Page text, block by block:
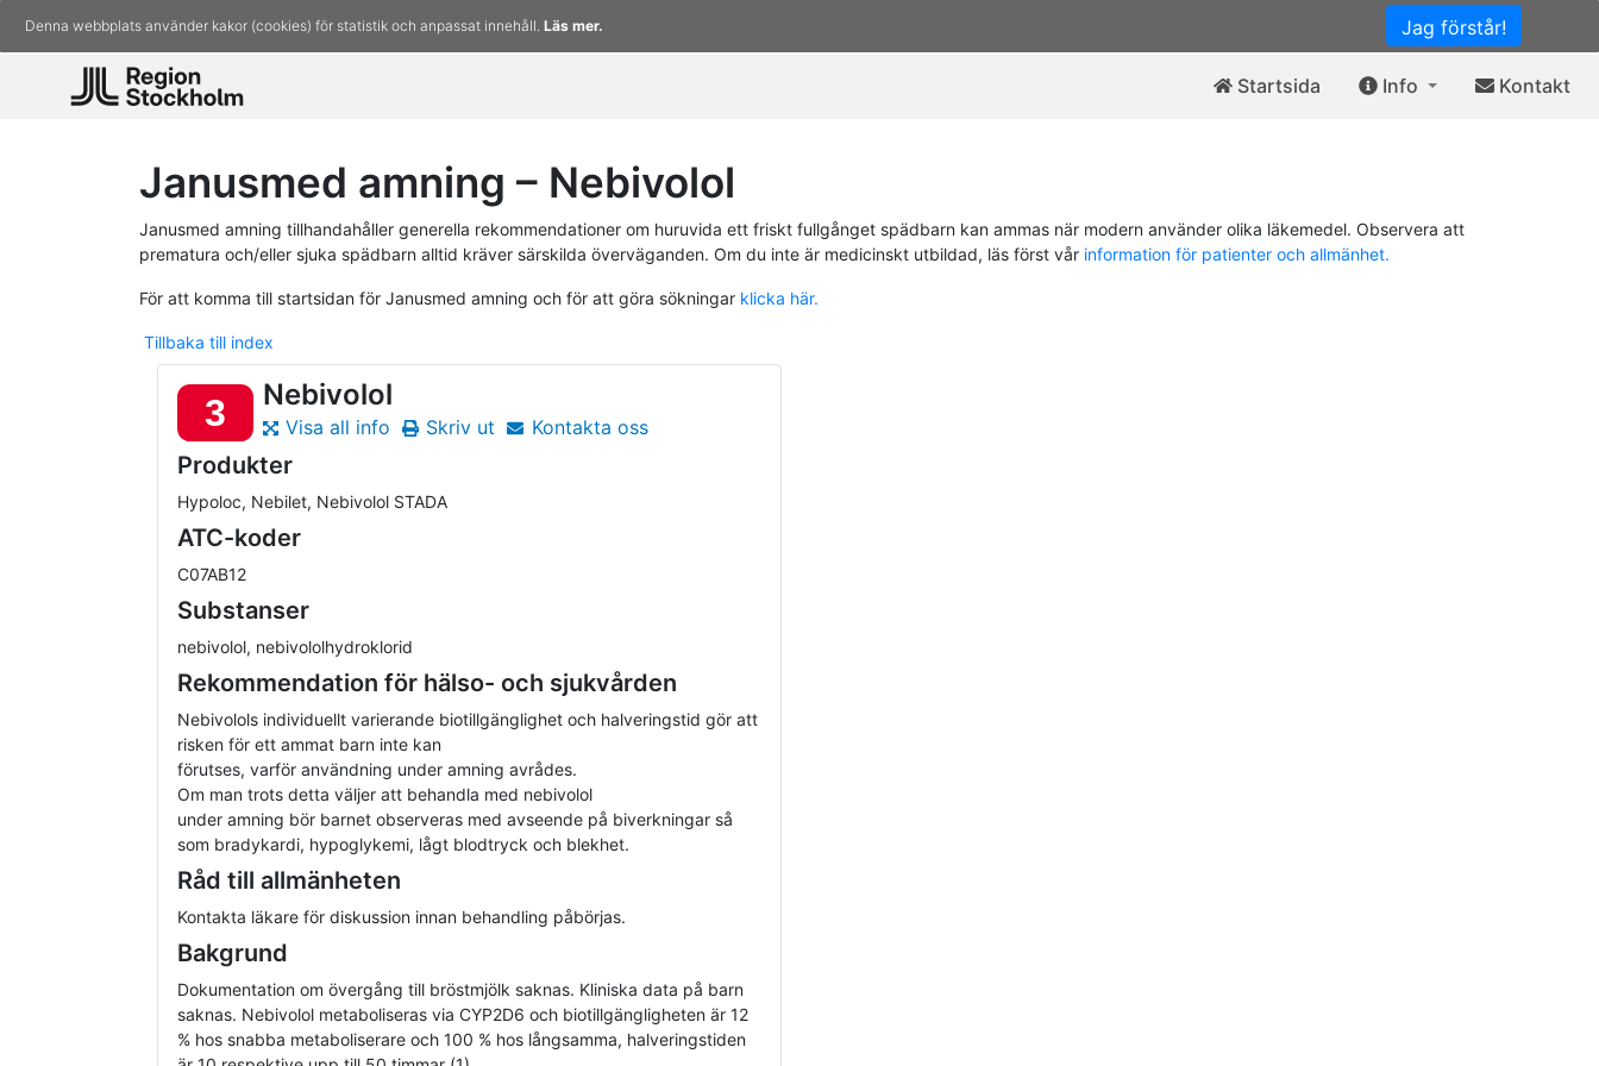
Jag förstår!
Denna webbplats använder kakor (cookies) för statistik och anpassat innehåll. Läs mer.
Startsida Info Kontakt
Janusmed amning – Nebivolol
Janusmed amning tillhandahåller generella rekommendationer om huruvida ett friskt fullgånget spädbarn kan ammas när modern använder olika läkemedel. Observera att
prematura och/eller sjuka spädbarn alltid kräver särskilda överväganden. Om du inte är medicinskt utbildad, läs först vår information för patienter och allmänhet.
För att komma till startsidan för Janusmed amning och för att göra sökningar klicka här.
Tillbaka till index
3 Nebivolol
Visa all info Skriv ut Kontakta oss
Produkter
Hypoloc, Nebilet, Nebivolol STADA
ATC-koder
C07AB12
Substanser
nebivolol, nebivololhydroklorid
Rekommendation för hälso- och sjukvården
Nebivolols individuellt varierande biotillgänglighet och halveringstid gör att
risken för ett ammat barn inte kan
förutses, varför användning under amning avrådes.
Om man trots detta väljer att behandla med nebivolol
under amning bör barnet observeras med avseende på biverkningar så
som bradykardi, hypoglykemi, lågt blodtryck och blekhet.
Råd till allmänheten
Kontakta läkare för diskussion innan behandling påbörjas.
Bakgrund
Dokumentation om övergång till bröstmjölk saknas. Kliniska data på barn
saknas. Nebivolol metaboliseras via CYP2D6 och biotillgängligheten är 12
% hos snabba metaboliserare och 100 % hos långsamma, halveringstiden